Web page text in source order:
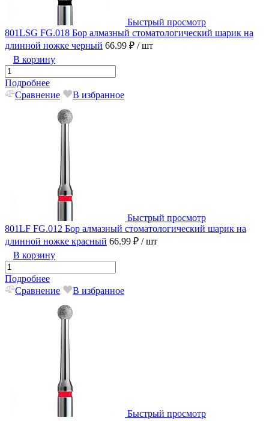
Быстрый просмотр
801LSG FG.018 Бор алмазный стоматологический шарик на
длинной ножке черный 66.99 ₽ / шт
В корзину
Подробнее
Сравнение
В избранное
Быстрый просмотр
801LF FG.012 Бор алмазный стоматологический шарик на
длинной ножке красный 66.99 ₽ / шт
В корзину
Подробнее
Сравнение
В избранное
Быстрый просмотр